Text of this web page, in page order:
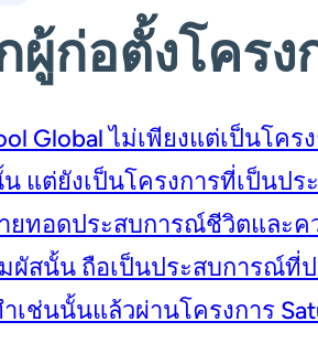
ผู้ก่อตั้งโครง
Global ไม่เพียงแต่เป็นโค
แต่ยังเป็นโครงการที่เป็นปร
ยทอดประสบการณ์ชีวิตและ
ผัสนั้น ถือเป็นประสบการณ์ที่
เช่นนั้นแล้วผ่านโครงการ